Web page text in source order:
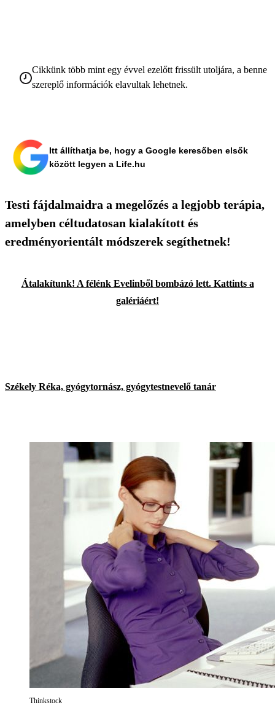
Cikkünk több mint egy évvel ezelőtt frissült utoljára, a benne
szereplő információk elavultak lehetnek.
Itt állíthatja be, hogy a Google keresőben elsők
között legyen a Life.hu
Testi fájdalmaidra a megelőzés a legjobb terápia,
amelyben céltudatosan kialakított és
eredményorientált módszerek segíthetnek!
Átalakítunk! A félénk Evelinből bombázó lett. Kattints a
galériáért!
Székely Réka, gyógytornász, gyógytestnevelő tanár
Thinkstock